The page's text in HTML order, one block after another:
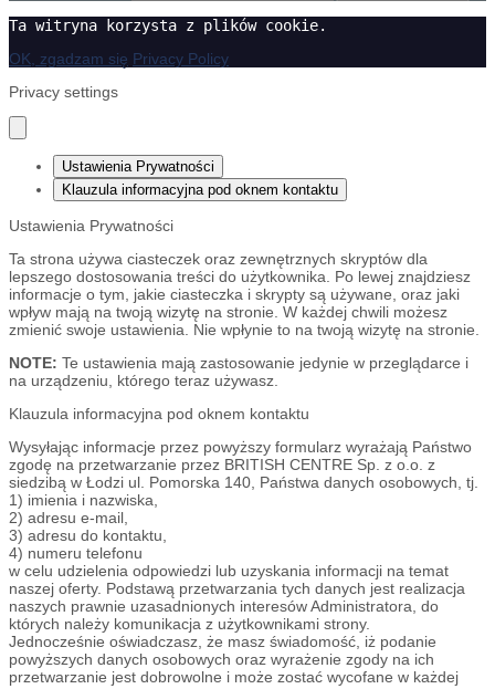
Ta witryna korzysta z plików cookie.
OK, zgadzam się Privacy Policy
Privacy settings
Ustawienia Prywatności
Klauzula informacyjna pod oknem kontaktu
Ustawienia Prywatności
Ta strona używa ciasteczek oraz zewnętrznych skryptów dla
lepszego dostosowania treści do użytkownika. Po lewej znajdziesz
informacje o tym, jakie ciasteczka i skrypty są używane, oraz jaki
wpływ mają na twoją wizytę na stronie. W każdej chwili możesz
zmienić swoje ustawienia. Nie wpłynie to na twoją wizytę na stronie.
NOTE: Te ustawienia mają zastosowanie jedynie w przeglądarce i
na urządzeniu, którego teraz używasz.
Klauzula informacyjna pod oknem kontaktu
Wysyłając informacje przez powyższy formularz wyrażają Państwo
zgodę na przetwarzanie przez BRITISH CENTRE Sp. z o.o. z
siedzibą w Łodzi ul. Pomorska 140, Państwa danych osobowych, tj.
1) imienia i nazwiska,
2) adresu e-mail,
3) adresu do kontaktu,
4) numeru telefonu
w celu udzielenia odpowiedzi lub uzyskania informacji na temat
naszej oferty. Podstawą przetwarzania tych danych jest realizacja
naszych prawnie uzasadnionych interesów Administratora, do
których należy komunikacja z użytkownikami strony.
Jednocześnie oświadczasz, że masz świadomość, iż podanie
powyższych danych osobowych oraz wyrażenie zgody na ich
przetwarzanie jest dobrowolne i może zostać wycofane w każdej